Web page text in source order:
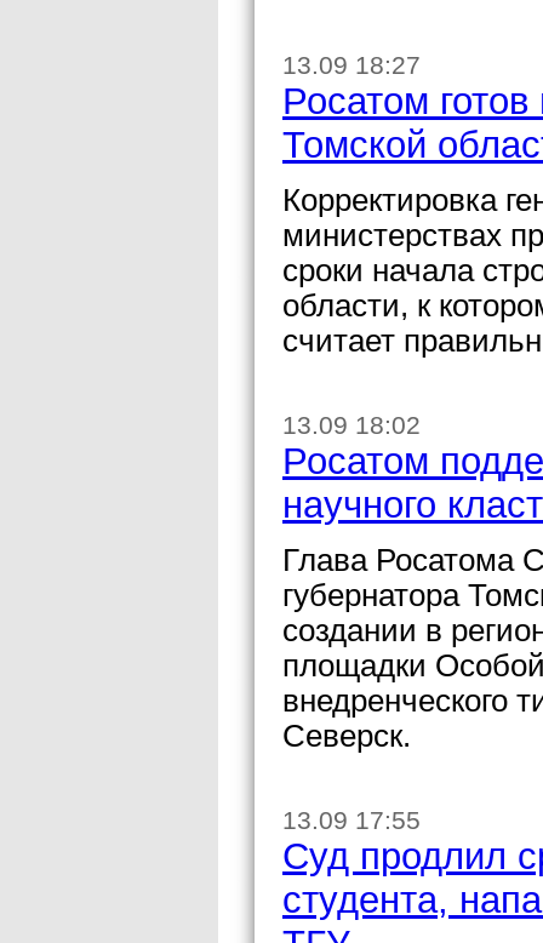
13.09 18:27
Росатом
Томской
Корректировка
министерствах
сроки начала
области, к
считает
13.09 18:02
Росатом
научного
Глава Росатома
губернатора
создании в
площадки
внедренческого
Северск.
13.09 17:55
Суд продлил
студента,